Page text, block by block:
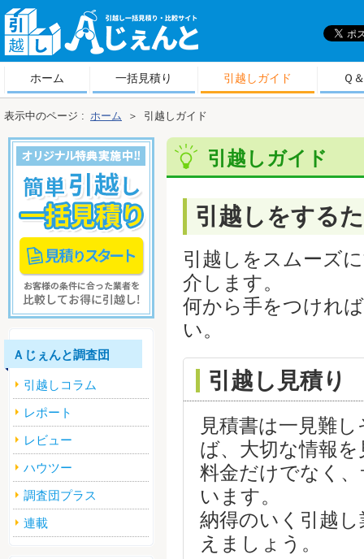
越しＡじぇんと
ホーム 一括見積り 引越しガイド Ｑ
表示中のページ : ホーム ＞ 引越しガイド
引越しガイド
引越しをする
引越しをスムーズ
介します。
何から手をつけれ
い。
引越し見積り
見積書は一見難
ば、大切な情報
料金だけでなく
います。
納得のいく引越
えましょう。
Ａじぇんと調査団
引越しコラム
レポート
レビュー
ハウツー
調査団プラス
連載